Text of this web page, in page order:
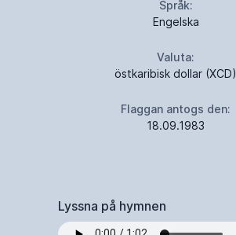
Språk:
Engelska
Valuta:
östkaribisk dollar (XCD)
Flaggan antogs den:
18.09.1983
Lyssna på hymnen